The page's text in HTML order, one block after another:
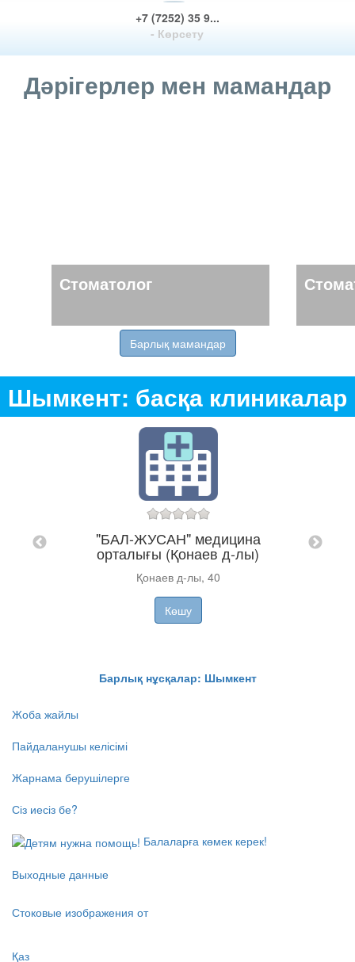
+7 (7252) 35 9...
- Көрсету
Дәрігерлер мен мамандар
Стоматолог
Барлық мамандар
Шымкент: басқа клиникалар
"БАЛ-ЖУСАН" медицина
орталығы (Қонаев д-лы)
Қонаев д-лы, 40
Көшу
Барлық нұсқалар: Шымкент
Жоба жайлы
Пайдаланушы келісімі
Жарнама берушілерге
Сіз иесіз бе?
Балаларға көмек керек!
Выходные данные
Стоковые изображения от
Қаз